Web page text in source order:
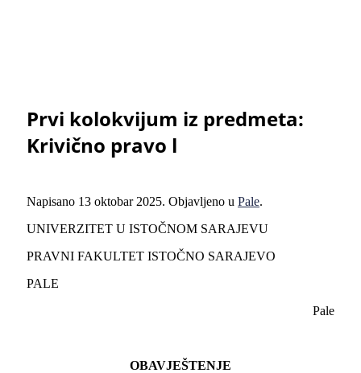
Prvi kolokvijum iz predmeta:
Krivično pravo l
Napisano 13 oktobar 2025. Objavljeno u Pale.
UNIVERZITET U ISTOČNOM SARAJEVU
PRAVNI FAKULTET ISTOČNO SARAJEVO
PALE
Pale
OBAVJEŠTENJE